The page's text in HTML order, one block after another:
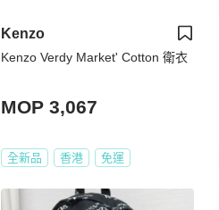
Kenzo
Kenzo Verdy Market' Cotton 衛衣
MOP 3,067
全新品 香港 免運